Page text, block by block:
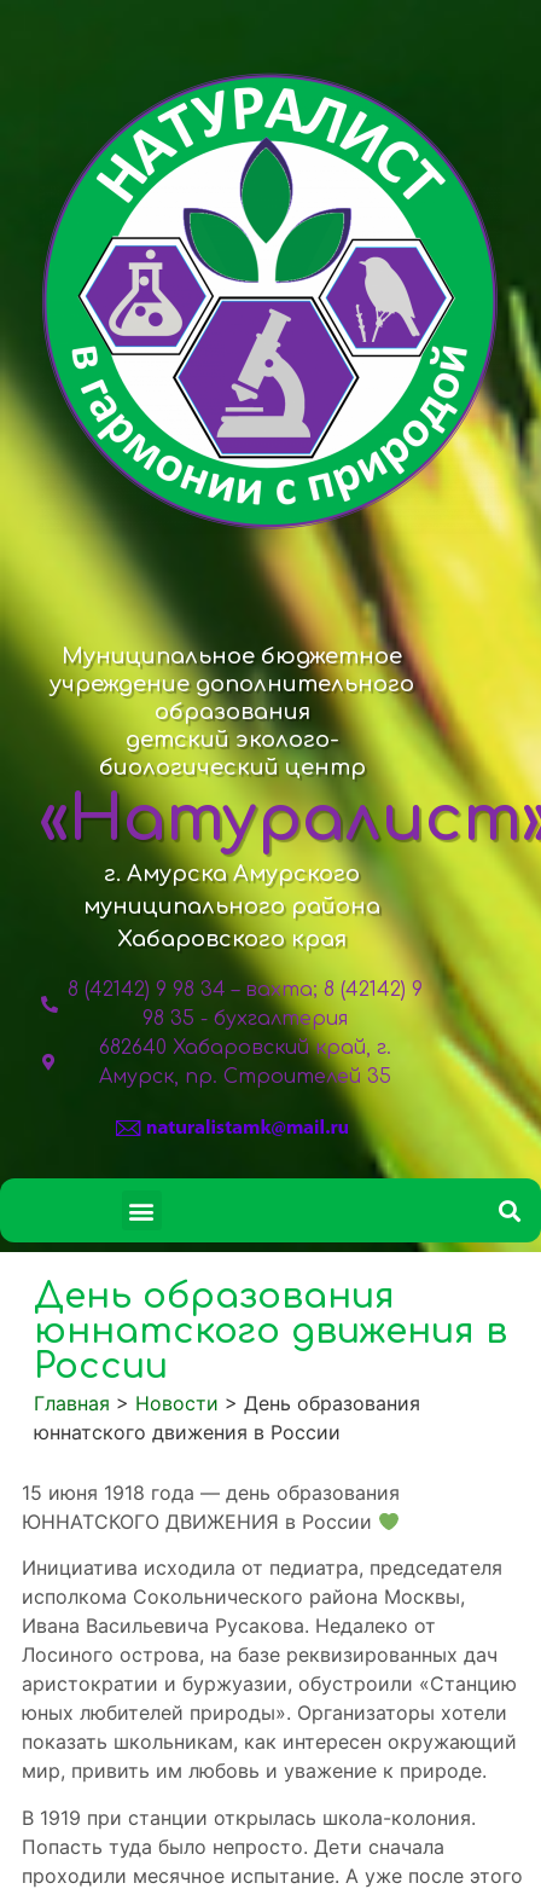
Муниципальное бюджетное
учреждение дополнительного
образования
детский эколого-
биологический центр
г. Амурска Амурского
муниципального района
Хабаровского края
8 (42142) 9 98 34 – вахта; 8 (42142) 9
98 35 - бухгалтерия
682640 Хабаровский край, г.
Амурск, пр. Строителей 35
День образования
юннатского движения в
России
Главная > Новости > День образования
юннатского движения в России
15 июня 1918 года — день образования
ЮННАТСКОГО ДВИЖЕНИЯ в России
Инициатива исходила от педиатра, председателя
исполкома Сокольнического района Москвы,
Ивана Васильевича Русакова. Недалеко от
Лосиного острова, на базе реквизированных дач
аристократии и буржуазии, обустроили «Станцию
юных любителей природы». Организаторы хотели
показать школьникам, как интересен окружающий
мир, привить им любовь и уважение к природе.
В 1919 при станции открылась школа-колония.
Попасть туда было непросто. Дети сначала
проходили месячное испытание. А уже после этого